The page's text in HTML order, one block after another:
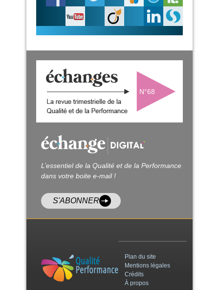
N°68
L’essentiel de la Qualité et de la Performance
dans votre boite e-mail !
S'ABONNER
Plan du site
Mentions légales
Crédits
À propos